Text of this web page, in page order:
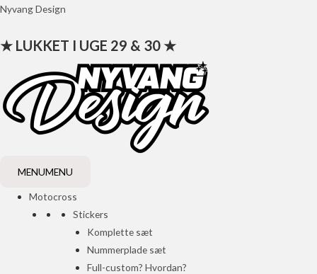
Gå
indholdet
Nyvang Design
★ LUKKET I UGE 29 & 30 ★
MENUMENU
Motocross
Stickers
Komplette sæt
Nummerplade sæt
Full-custom? Hvordan?